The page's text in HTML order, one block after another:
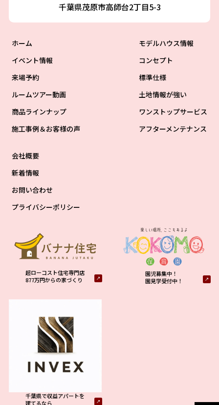
千葉県茂原市高師台2丁目5-3
ホーム
イベント情報
来場予約
ルームツアー動画
商品ラインナップ
施工事例＆お客様の声
モデルハウス情報
コンセプト
標準仕様
土地情報が強い
ワンストップサービス
アフターメンテナンス
会社概要
新着情報
お問い合わせ
プライバシーポリシー
超ローコスト住宅専門店
877万円からの家づくり
園児募集中！
園見学受付中！
千葉県で収益アパートを
建てるなら